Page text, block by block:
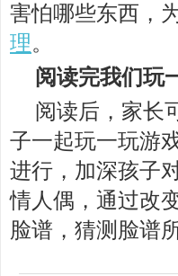
害怕哪些东西，
理。
阅读完我们玩
阅读后，家长
子一起玩一玩游
进行，加深孩子
情人偶，通过改
脸谱，猜测脸谱